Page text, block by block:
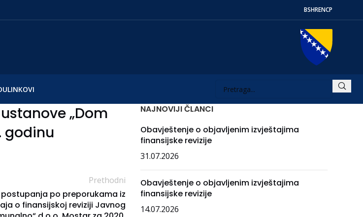
BSHRENСР
LINKOVI
„Dom
godinu
Prethodni
postupanja po preporukama iz
o finansijskoj reviziji Javnog
NAJNOVIJI ČLANCI
Obavještenje o objavljenim izvještajima
finansijske revizije
31.07.2026
Obavještenje o objavljenim izvještajima
finansijske revizije
14.07.2026